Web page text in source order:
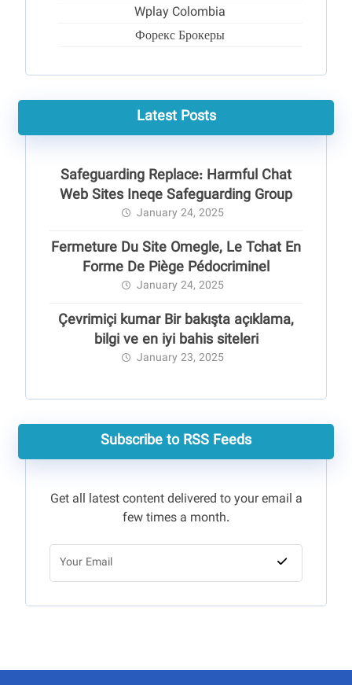
Wplay Colombia
Форекс Брокеры
Latest Posts
Safeguarding Replace: Harmful Chat
Web Sites Ineqe Safeguarding Group
January 24, 2025
Fermeture Du Site Omegle, Le Tchat En
Forme De Piège Pédocriminel
January 24, 2025
Çevrimiçi kumar Bir bakışta açıklama,
bilgi ve en iyi bahis siteleri
January 23, 2025
Subscribe to RSS Feeds
Get all latest content delivered to your email a
few times a month.